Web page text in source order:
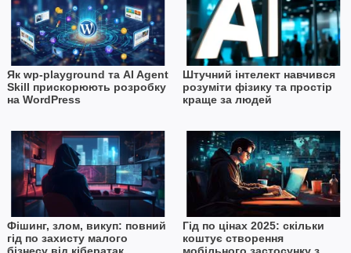
Як wp-playground та AI Agent
Skill прискорюють розробку
на WordPress
Штучний інтелект навчився
розуміти фізику та простір
краще за людей
Фішинг, злом, викуп: повний
гід по захисту малого
Гід по цінах 2025: скільки
коштує створення